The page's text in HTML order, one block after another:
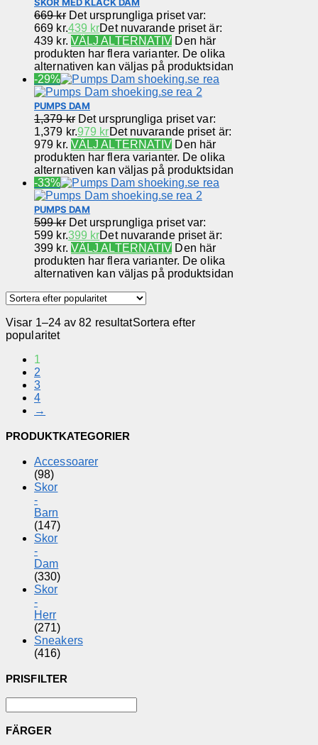
669kr Det ursprungliga priset var:
669 kr.439 krDet nuvarande priset är:
439 kr. VÄLJ ALTERNATIV Den här
produkten har flera varianter. De olika
alternativen kan väljas på produktsidan
-29%
PUMPS DAM
1,379kr Det ursprungliga priset var:
1,379 kr.979 krDet nuvarande priset är:
979 kr. VÄLJ ALTERNATIV Den här
produkten har flera varianter. De olika
alternativen kan väljas på produktsidan
-33%
PUMPS DAM
599kr Det ursprungliga priset var:
599 kr.399 krDet nuvarande priset är:
399 kr. VÄLJ ALTERNATIV Den här
produkten har flera varianter. De olika
alternativen kan väljas på produktsidan
Visar 1–24 av 82 resultatSortera efter
popularitet
1
2
3
4
→
PRODUKTKATEGORIER
Accessoarer
(98)
Skor
-
Barn
(147)
Skor
-
Dam
(330)
Skor
-
Herr
(271)
Sneakers
(416)
PRISFILTER
FÄRGER